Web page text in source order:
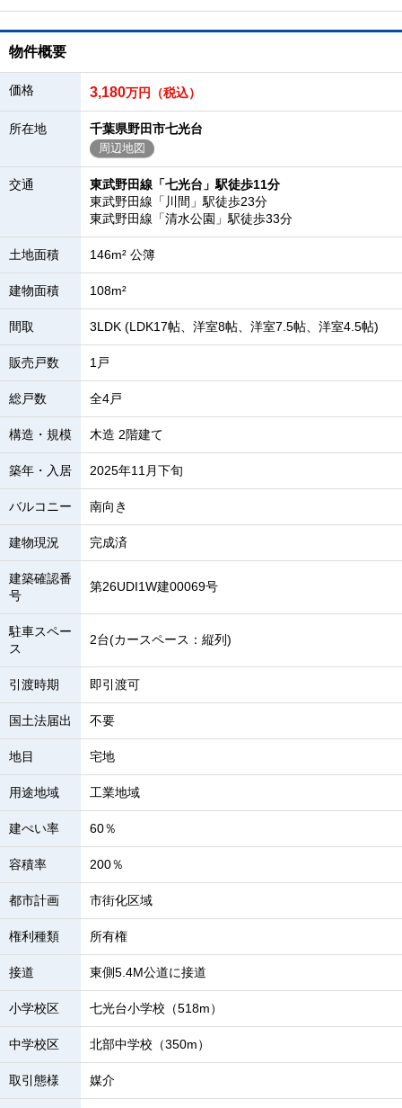
物件概要
価格 3,180万円（税込）
所在地 千葉県野田市七光台
周辺地図
交通
東武野田線「七光台」駅徒歩11分
東武野田線「川間」駅徒歩23分
東武野田線「清水公園」駅徒歩33分
土地面積 146m² 公簿
建物面積 108m²
間取 3LDK (LDK17帖、洋室8帖、洋室7.5帖、洋室4.5帖)
販売戸数 1戸
総戸数 全4戸
構造・規模 木造 2階建て
築年・入居 2025年11月下旬
バルコニー 南向き
建物現況 完成済
建築確認番
号
第26UDI1W建00069号
駐車スペー
ス
2台(カースペース：縦列)
引渡時期 即引渡可
国土法届出 不要
地目 宅地
用途地域 工業地域
建ぺい率 60％
容積率 200％
都市計画 市街化区域
権利種類 所有権
接道 東側5.4M公道に接道
小学校区 七光台小学校（518m）
中学校区 北部中学校（350m）
取引態様 媒介